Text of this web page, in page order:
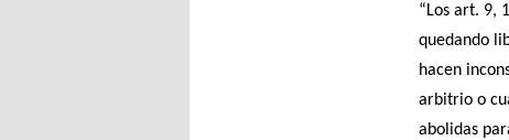
“Los art. 9,
quedando
hacen
arbitrio o
abolidas